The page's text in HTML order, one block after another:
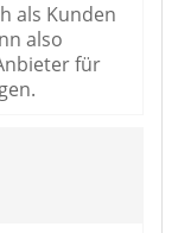
als Kunden
also
für